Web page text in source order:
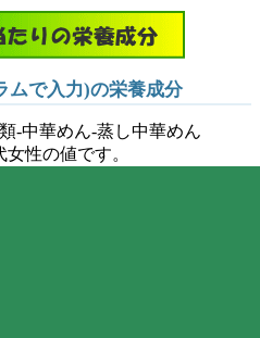
ムで入力)の栄養成分
-中華めん-蒸し中華めん
女性の値です。